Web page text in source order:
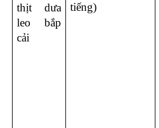
thịt dưa
leo bắp
cải
tiếng)